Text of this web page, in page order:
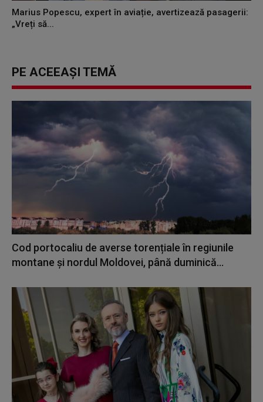
Marius Popescu, expert în aviație, avertizează pasagerii:
„Vreți să...
PE ACEEAȘI TEMĂ
Cod portocaliu de averse torențiale în regiunile
montane și nordul Moldovei, până duminică...